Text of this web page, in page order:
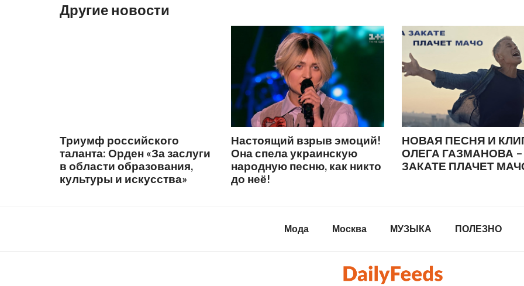
Другие новости
Триумф российского
таланта: Орден «За заслуги
в области образования,
культуры и искусства»
Настоящий взрыв эмоций!
Она спела украинскую
народную песню, как никто
до неё!
НОВАЯ ПЕСНЯ И
ОЛЕГА ГАЗМАНОВА –
ЗАКАТЕ ПЛАЧЕТ
Мода Москва МУЗЫКА ПОЛЕЗНО